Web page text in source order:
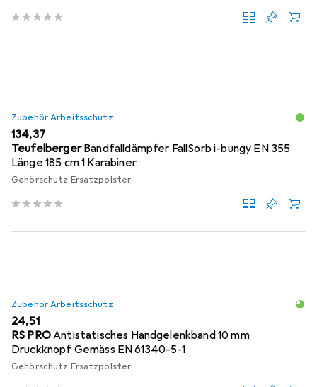
Zubehör Arbeitsschutz
EUR
134,37
Teufelberger Bandfalldämpfer FallSorb i-bungy EN 355
Länge 185 cm 1 Karabiner
Gehörschutz Ersatzpolster
Zubehör Arbeitsschutz
EUR
24,51
RS PROAntistatisches Handgelenkband 10 mm
Druckknopf Gemäss EN 61340-5-1
Gehörschutz Ersatzpolster